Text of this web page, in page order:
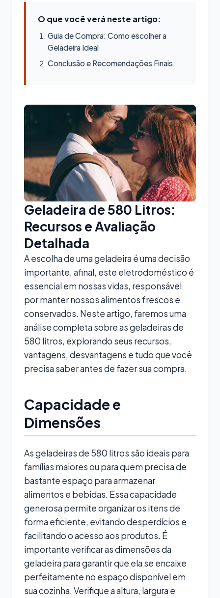
O que você verá neste artigo:
Guia de Compra: Como escolher a
Geladeira Ideal
Conclusão e Recomendações Finais
Geladeira de 580 Litros:
Recursos e Avaliação
Detalhada
A escolha de uma geladeira é uma decisão
importante, afinal, este eletrodoméstico é
essencial em nossas vidas, responsável
por manter nossos alimentos frescos e
conservados. Neste artigo, faremos uma
análise completa sobre as geladeiras de
580 litros, explorando seus recursos,
vantagens, desvantagens e tudo que você
precisa saber antes de fazer sua compra.
Capacidade e
Dimensões
As geladeiras de 580 litros são ideais para
famílias maiores ou para quem precisa de
bastante espaço para armazenar
alimentos e bebidas. Essa capacidade
generosa permite organizar os itens de
forma eficiente, evitando desperdícios e
facilitando o acesso aos produtos. É
importante verificar as dimensões da
geladeira para garantir que ela se encaixe
perfeitamente no espaço disponível em
sua cozinha. Verifique a altura, largura e